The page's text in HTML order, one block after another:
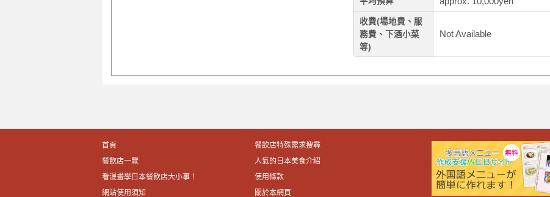
收費(場地費、服
務費、下酒小菜
等)
Not Available
首頁
餐飲店特殊需求搜尋
餐飲店一覽
人氣的日本美食介紹
看漫畫學日本餐飲店大小事！
使用條款
網站使用須知
關於本網頁